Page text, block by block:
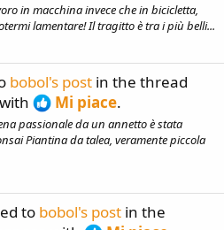
in macchina invece che in bicicletta,
lamentare! Il tragitto è tra i più belli...
bobol's post in the thread
with Mi piace.
passionale da un annetto è stata
Piantina da talea, veramente piccola
to bobol's post in the